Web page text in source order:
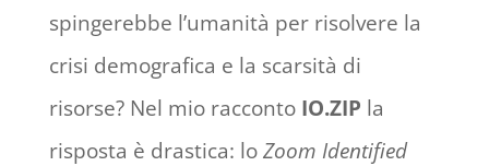
spingerebbe l’umanità per risolvere la
crisi demografica e la scarsità di
risorse? Nel mio racconto IO.ZIP la
risposta è drastica: loZoom Identified